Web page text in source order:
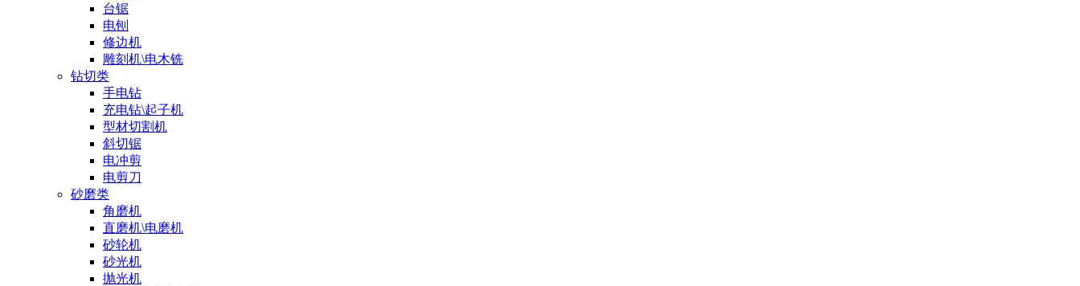
台锯
电刨
修边机
雕刻机\电木铣
钻切类
手电钻
充电钻\起子机
型材切割机
斜切锯
电冲剪
电剪刀
砂磨类
角磨机
直磨机\电磨机
砂轮机
砂光机
抛光机